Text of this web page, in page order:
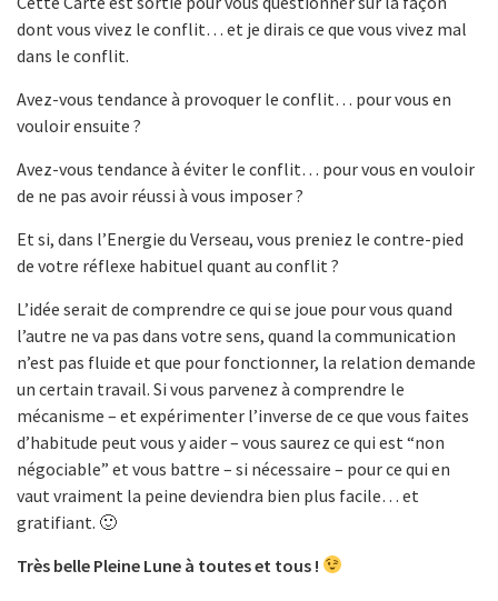
dont vous vivez le conflit… et je dirais ce que vous vivez mal
dans le conflit.
Avez-vous tendance à provoquer le conflit… pour vous en
vouloir ensuite ?
Avez-vous tendance à éviter le conflit… pour vous en vouloir
de ne pas avoir réussi à vous imposer ?
Et si, dans l’Energie du Verseau, vous preniez le contre-pied
de votre réflexe habituel quant au conflit ?
L’idée serait de comprendre ce qui se joue pour vous quand
l’autre ne va pas dans votre sens, quand la communication
n’est pas fluide et que pour fonctionner, la relation demande
un certain travail. Si vous parvenez à comprendre le
mécanisme – et expérimenter l’inverse de ce que vous faites
d’habitude peut vous y aider – vous saurez ce qui est “non
négociable” et vous battre – si nécessaire – pour ce qui en
vaut vraiment la peine deviendra bien plus facile… et
gratifiant. 🙂
Très belle Pleine Lune à toutes et tous !